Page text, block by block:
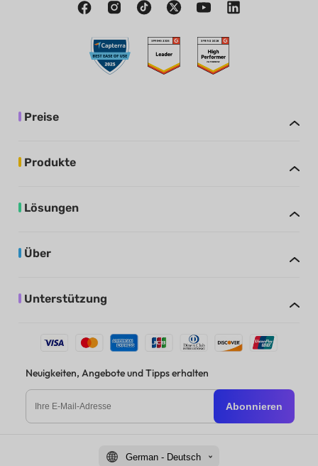
Preise
Produkte
Lösungen
Über
Unterstützung
Neuigkeiten, Angebote und Tipps erhalten
Abonnieren
German - Deutsch